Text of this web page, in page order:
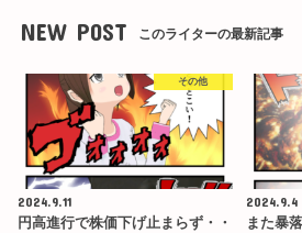
NEW POST このライターの最新記事
その他
2024.9.11
円高進行で株価下げ止まらず・・
2024.9.4
また暴